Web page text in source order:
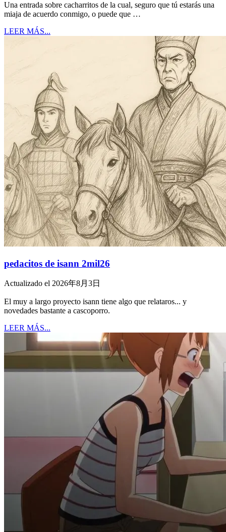
Una entrada sobre cacharritos de la cual, seguro que tú estarás una
miaja de acuerdo conmigo, o puede que …
LEER MÁS...
pedacitos de isann 2mil26
Actualizado el 2026年8月3日
El muy a largo proyecto isann tiene algo que relataros... y
novedades bastante a cascoporro.
LEER MÁS...